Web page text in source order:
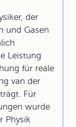
der
und Gasen
Leistung
für reale
van der
Für
wurde
Physik